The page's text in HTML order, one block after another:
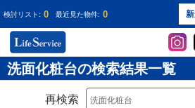
検討リスト: 0 最近見た物件: 0
洗面化粧台の検索結果一覧
再検索